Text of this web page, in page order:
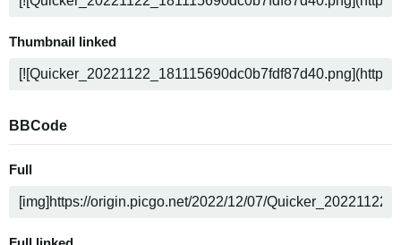
Thumbnail linked
BBCode
Full